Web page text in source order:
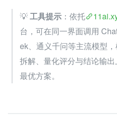
💡 工具提示 ：依托
台，可在同一界面调用
ek、通义千问等主流模型
拆解、量化评分与结论输
最优方案。